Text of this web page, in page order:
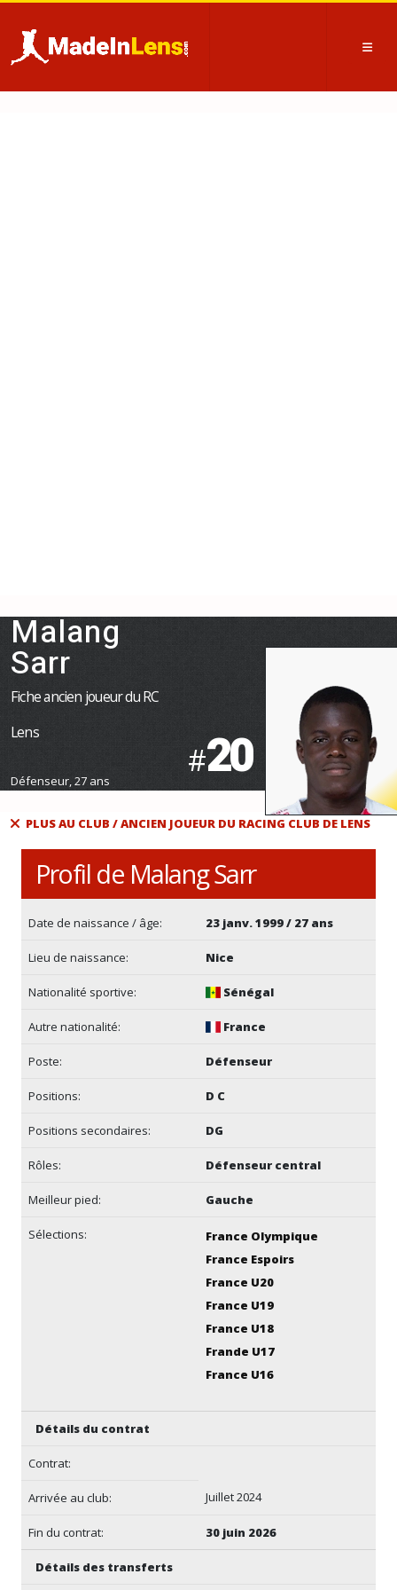
Malang
Sarr
Fiche ancien joueur du RC
Lens
Défenseur, 27 ans
#20
PLUS AU CLUB / ANCIEN JOUEUR DU RACING CLUB DE LENS
Profil de Malang Sarr
Date de naissance / âge: 23 janv. 1999 / 27 ans
Lieu de naissance: Nice
Nationalité sportive: Sénégal
Autre nationalité: France
Poste: Défenseur
Positions: D C
Positions secondaires: DG
Rôles: Défenseur central
Meilleur pied: Gauche
Sélections:
France Olympique
France Espoirs
France U20
France U19
France U18
Frande U17
France U16
Détails du contrat
Contrat:
Arrivée au club: Juillet 2024
Fin du contrat: 30 juin 2026
Détails des transferts